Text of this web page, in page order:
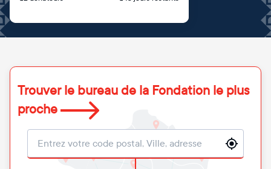
Trouver le bureau de la Fondation le plus
proche
Localisation